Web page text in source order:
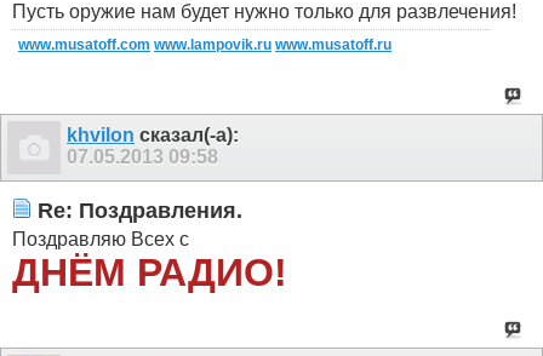
Пусть оружие нам будет нужно только для развлечения!
www.musatoff.com www.lampovik.ru www.musatoff.ru
khvilon сказал(-а):
07.05.2013 09:58
Re: Поздравления.
Поздравляю Всех с
ДНЁМ РАДИО!